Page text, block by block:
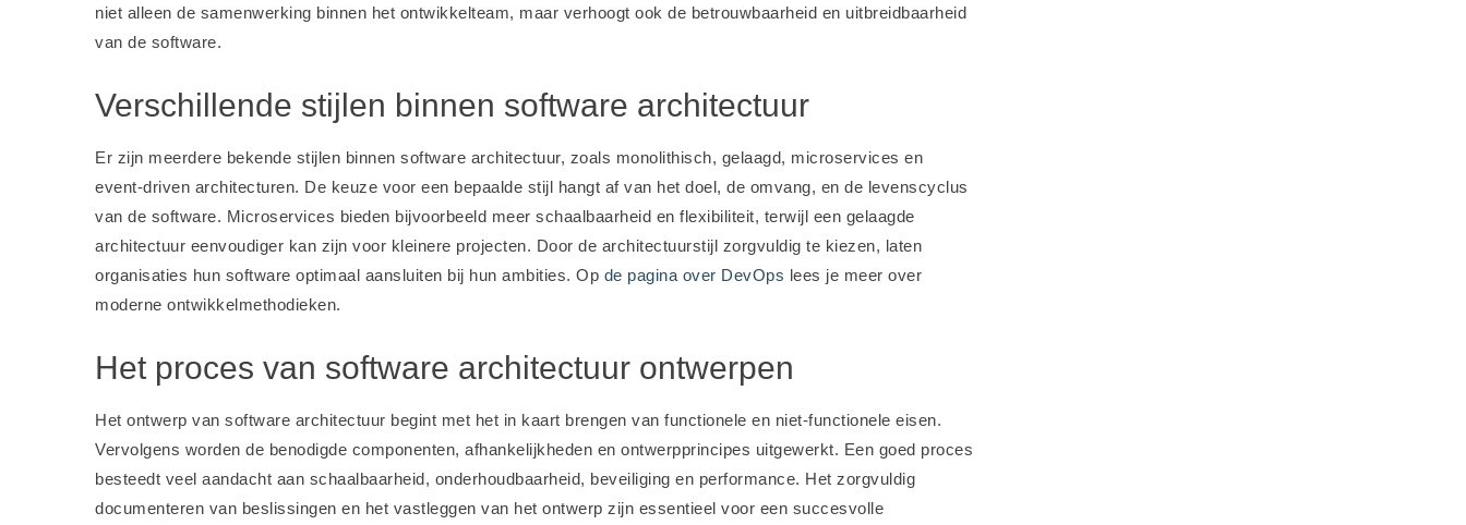
niet alleen de samenwerking binnen het ontwikkelteam, maar verhoogt ook de betrouwbaarheid en uitbreidbaarheid
van de software.
Verschillende stijlen binnen software architectuur
Er zijn meerdere bekende stijlen binnen software architectuur, zoals monolithisch, gelaagd, microservices en
event-driven architecturen. De keuze voor een bepaalde stijl hangt af van het doel, de omvang, en de levenscyclus
van de software. Microservices bieden bijvoorbeeld meer schaalbaarheid en flexibiliteit, terwijl een gelaagde
architectuur eenvoudiger kan zijn voor kleinere projecten. Door de architectuurstijl zorgvuldig te kiezen, laten
organisaties hun software optimaal aansluiten bij hun ambities. Op de pagina over DevOps lees je meer over
moderne ontwikkelmethodieken.
Het proces van software architectuur ontwerpen
Het ontwerp van software architectuur begint met het in kaart brengen van functionele en niet-functionele eisen.
Vervolgens worden de benodigde componenten, afhankelijkheden en ontwerpprincipes uitgewerkt. Een goed proces
besteedt veel aandacht aan schaalbaarheid, onderhoudbaarheid, beveiliging en performance. Het zorgvuldig
documenteren van beslissingen en het vastleggen van het ontwerp zijn essentieel voor een succesvolle